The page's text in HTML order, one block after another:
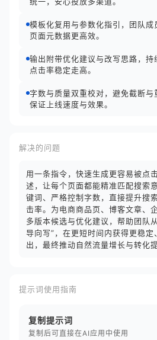
模板化复用与参数化指引，团队
页面元数据更高效。
输出附带优化建议与改写思路，持
点击率稳定走高。
字数与质量双重校对，避免截断与
保证上线速度与效果。
解决的问题
用一条指令，快速生成更容易被点
述，让每个页面都能精准匹配搜索
键词、严格控制字数，直接提升搜
击率。为电商商品页、博客文章、
多版本候选与优化建议，帮助团队
导向写”，在更短时间内获得更稳定
出，最终推动自然流量增长与转化提
提示词使用指南
复制提示词
复制后可直接在AI应用中使用